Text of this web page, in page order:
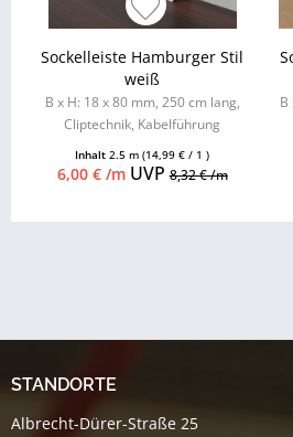
Sockelleiste Hamburger Stil
weiß
B x H: 18 x 80 mm, 250 cm lang,
Cliptechnik, Kabelführung
Zubehör...
Inhalt2.5 m(14,99 € / 1 )
6,00 € /mUVP8,32 € /m
B
STANDORTE
Albrecht-Dürer-Straße 25